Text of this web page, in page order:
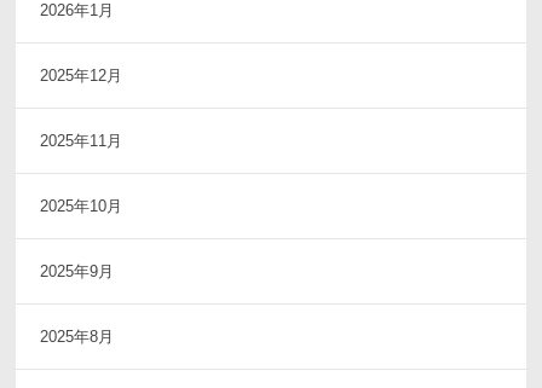
2026年1月
2025年12月
2025年11月
2025年10月
2025年9月
2025年8月